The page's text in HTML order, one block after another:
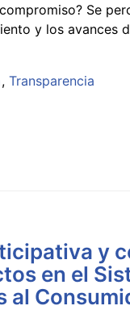
Se
y los avances
Transparencia
y
en el
al